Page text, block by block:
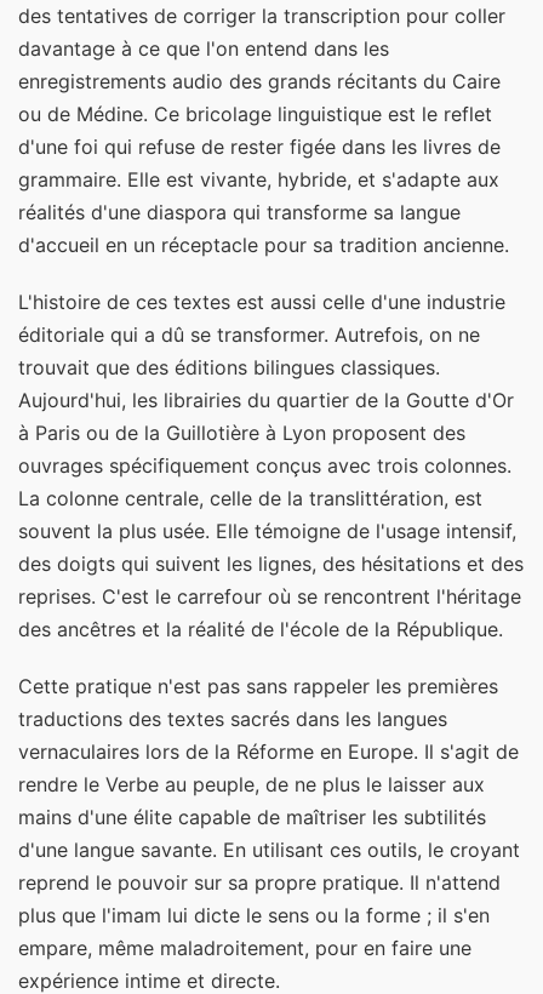
des tentatives de corriger la transcription pour coller
davantage à ce que l'on entend dans les
enregistrements audio des grands récitants du Caire
ou de Médine. Ce bricolage linguistique est le reflet
d'une foi qui refuse de rester figée dans les livres de
grammaire. Elle est vivante, hybride, et s'adapte aux
réalités d'une diaspora qui transforme sa langue
d'accueil en un réceptacle pour sa tradition ancienne.
L'histoire de ces textes est aussi celle d'une industrie
éditoriale qui a dû se transformer. Autrefois, on ne
trouvait que des éditions bilingues classiques.
Aujourd'hui, les librairies du quartier de la Goutte d'Or
à Paris ou de la Guillotière à Lyon proposent des
ouvrages spécifiquement conçus avec trois colonnes.
La colonne centrale, celle de la translittération, est
souvent la plus usée. Elle témoigne de l'usage intensif,
des doigts qui suivent les lignes, des hésitations et des
reprises. C'est le carrefour où se rencontrent l'héritage
des ancêtres et la réalité de l'école de la République.
Cette pratique n'est pas sans rappeler les premières
traductions des textes sacrés dans les langues
vernaculaires lors de la Réforme en Europe. Il s'agit de
rendre le Verbe au peuple, de ne plus le laisser aux
mains d'une élite capable de maîtriser les subtilités
d'une langue savante. En utilisant ces outils, le croyant
reprend le pouvoir sur sa propre pratique. Il n'attend
plus que l'imam lui dicte le sens ou la forme ; il s'en
empare, même maladroitement, pour en faire une
expérience intime et directe.